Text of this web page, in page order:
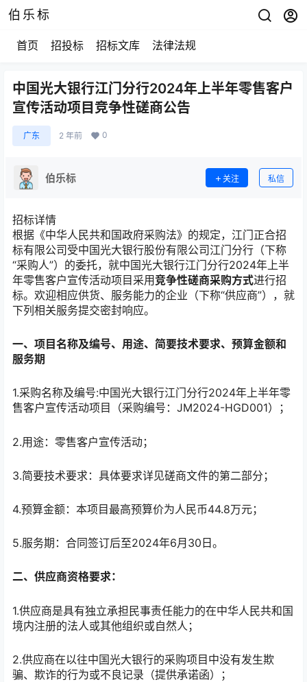
伯乐标
首页 招投标 招标文库 法律法规
中国光大银行江门分行2024年上半年零售客户
宣传活动项目竞争性磋商公告
广东 2 年前 0
伯乐标 关注 私信
招标详情
根据《中华人民共和国政府采购法》的规定，江门正合招
标有限公司受中国光大银行股份有限公司江门分行（下称
“采购人”）的委托，就中国光大银行江门分行2024年上半
年零售客户宣传活动项目采用竞争性磋商采购方式进行招
标。欢迎相应供货、服务能力的企业（下称“供应商”），就
下列相关服务提交密封响应。
一、项目名称及编号、用途、简要技术要求、预算金额和
服务期
1.采购名称及编号:中国光大银行江门分行2024年上半年零
售客户宣传活动项目（采购编号：JM2024-HGD001）；
2.用途：零售客户宣传活动；
3.简要技术要求：具体要求详见磋商文件的第二部分；
4.预算金额：本项目最高预算价为人民币44.8万元；
5.服务期：合同签订后至2024年6月30日。
二、供应商资格要求：
1.供应商是具有独立承担民事责任能力的在中华人民共和国
境内注册的法人或其他组织或自然人；
2.供应商在以往中国光大银行的采购项目中没有发生欺
骗、欺诈的行为或不良记录（提供承诺函）；